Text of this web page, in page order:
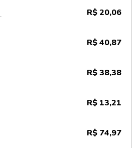
R$ 20,06
R$ 40,87
R$ 38,38
R$ 13,21
R$ 74,97